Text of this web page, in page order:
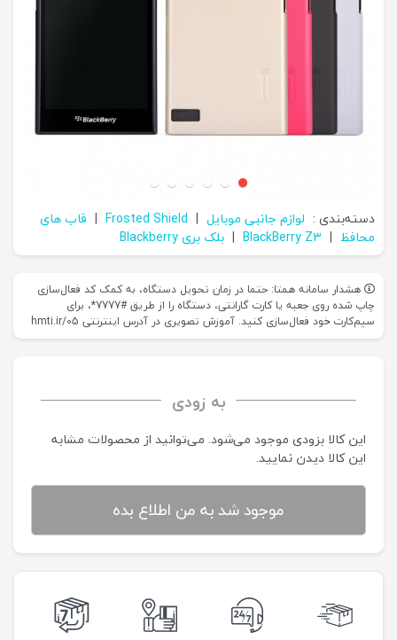
دسته‌بندی : لوازم جانبی موبایل |
Frosted Shield
| قاب های
محافظ |
BlackBerry Z3
| بلک بری Blackberry
هشدار سامانه همتا: حتما در زمان تحویل دستگاه، به کمک کد فعال‌سازی
چاپ شده روی جعبه یا کارت گارانتی، دستگاه را از طریق #7777*، برای
سیم‌کارت خود فعال‌سازی کنید. آموزش تصویری در آدرس اینترنتی hmti.ir/05
به زودی
این کالا بزودی موجود می‌شود. می‌توانید از محصولات مشابه
این کالا دیدن نمایید.
موجود شد به من اطلاع بده